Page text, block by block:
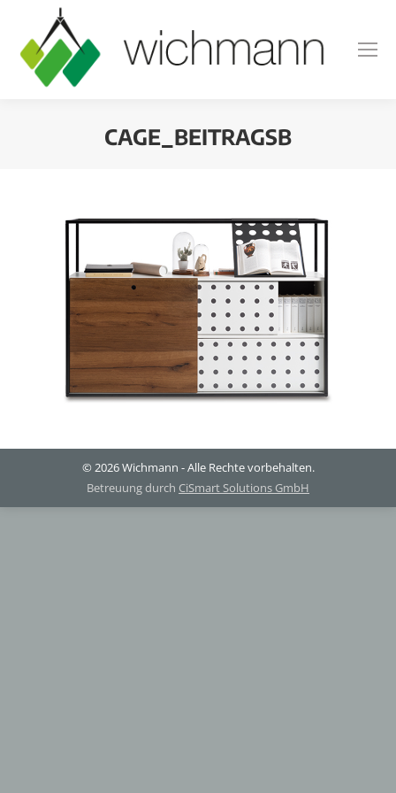
CAGE_BEITRAGSB
© 2026 Wichmann - Alle Rechte vorbehalten.
Betreuung durch CiSmart Solutions GmbH